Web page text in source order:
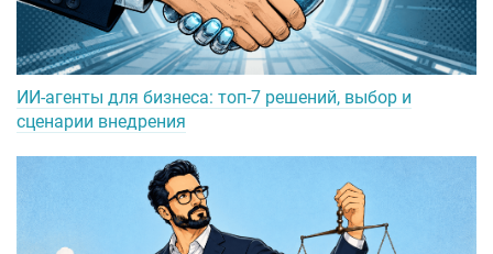
ИИ-агенты для бизнеса: топ-7 решений, выбор и
сценарии внедрения